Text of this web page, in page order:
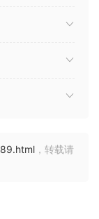
，转载请